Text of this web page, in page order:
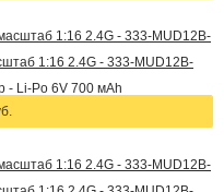
1:16 2.4G - 333-MUD12B-
- Li-Po 6V 700 мАh